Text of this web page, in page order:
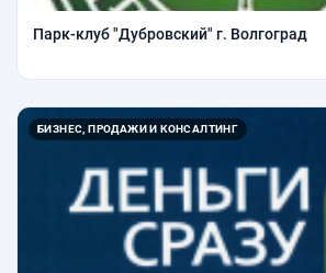
Парк-клуб "Дубровский" г. Волгоград
БИЗНЕС, ПРОДАЖИ И КОНСАЛТИНГ